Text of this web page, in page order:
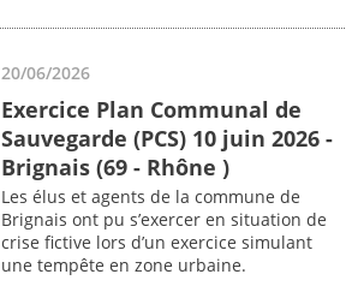
20/06/2026
Exercice Plan Communal de
Sauvegarde (PCS) 10 juin 2026 -
Brignais (69 - Rhône )
Les élus et agents de la commune de
Brignais ont pu s’exercer en situation de
crise fictive lors d’un exercice simulant
une tempête en zone urbaine.